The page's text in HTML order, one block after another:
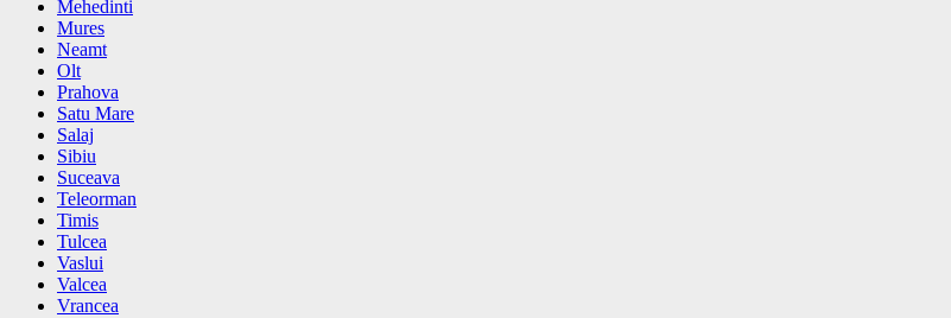
Mehedinti
Mures
Neamt
Olt
Prahova
Satu Mare
Salaj
Sibiu
Suceava
Teleorman
Timis
Tulcea
Vaslui
Valcea
Vrancea